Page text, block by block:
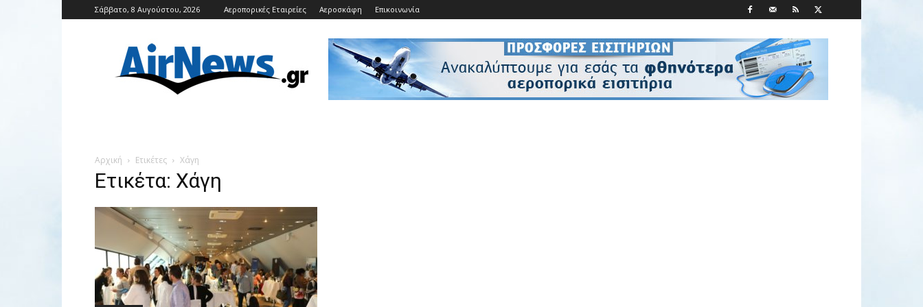
Σάββατο, 8 Αυγούστου, 2026 Αεροπορικές Εταιρείες Αεροσκάφη Επικοινωνία
Αρχική Ετικέτες Χάγη
Ετικέτα: Χάγη